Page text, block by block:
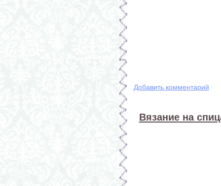
Добавить комментарий
Вязание на